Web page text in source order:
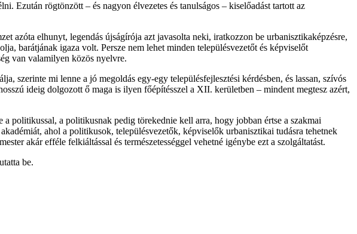
Ezután rögtönzött – és nagyon élvezetes és tanulságos – kiselőadást tartott az
azóta elhunyt, legendás újságírója azt javasolta neki, iratkozzon be urbanisztikaképzésre,
barátjának igaza volt. Persze nem lehet minden településvezetőt és képviselőt
van valamilyen közös nyelvre.
szerinte mi lenne a jó megoldás egy-egy településfejlesztési kérdésben, és lassan, szívós
ideig dolgozott ő maga is ilyen főépítésszel a XII. kerületben – mindent megtesz azért,
politikussal, a politikusnak pedig törekednie kell arra, hogy jobban értse a szakmai
ahol a politikusok, településvezetők, képviselők urbanisztikai tudásra tehetnek
akár efféle felkiáltással és természetességgel vehetné igénybe ezt a szolgáltatást.
be.